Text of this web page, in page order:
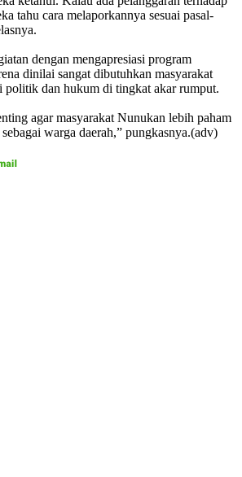
tahu cara melaporkannya sesuai pasal-
dengan mengapresiasi program
dinilai sangat dibutuhkan masyarakat
politik dan hukum di tingkat akar rumput.
agar masyarakat Nunukan lebih paham
warga daerah,” pungkasnya.(adv)